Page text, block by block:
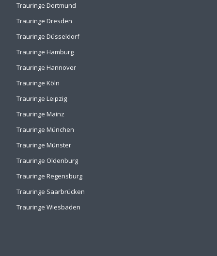
Trauringe Dortmund
Trauringe Dresden
Trauringe Düsseldorf
Trauringe Hamburg
Trauringe Hannover
Trauringe Köln
Trauringe Leipzig
Trauringe Mainz
Trauringe München
Trauringe Münster
Trauringe Oldenburg
Trauringe Regensburg
Trauringe Saarbrücken
Trauringe Wiesbaden